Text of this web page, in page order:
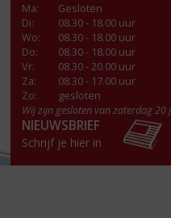
Ma:
Gesloten
Di:
08.30 - 18.00 uur
Wo:
08.30 - 18.00 uur
Do:
08.30 - 18.00 uur
Vr:
08.30 - 20.00 uur
Za:
08.30 - 17.00 uur
Zo:
gesloten
Wij zijn gesloten van zaterdag
NIEUWSBRIEF
Schrijf je hier in